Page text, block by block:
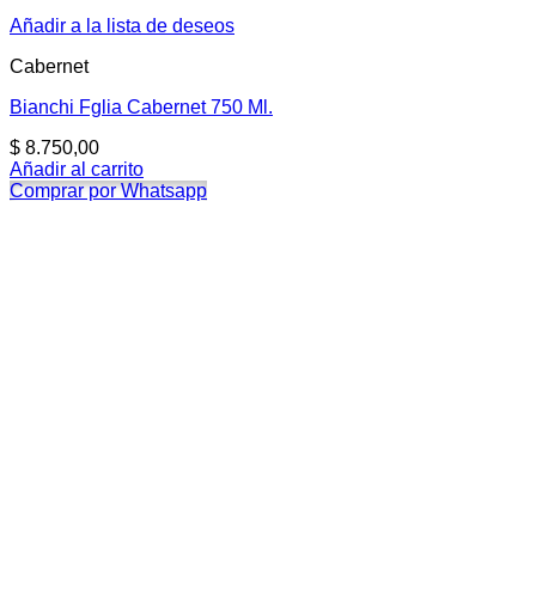
Añadir a la lista de deseos
Cabernet
Bianchi Fglia Cabernet 750 Ml.
$ 8.750,00
Añadir al carrito
Comprar por Whatsapp